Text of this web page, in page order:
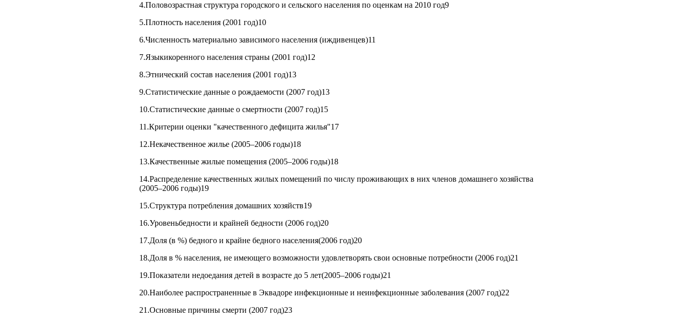
4.Половозрастная структура городского и сельского населения по оценкам на 2010 год9
5.Плотность населения (2001 год)10
6.Численность материально зависимого населения (иждивенцев)11
7.Языкикоренного населения страны (2001 год)12
8.Этнический состав населения (2001 год)13
9.Статистические данные о рождаемости (2007 год)13
10.Статистические данные о смертности (2007 год)15
11.Критерии оценки "качественного дефицита жилья"17
12.Некачественное жилье (2005–2006 годы)18
13.Качественные жилые помещения (2005–2006 годы)18
14.Распределение качественных жилых помещений по числу проживающих в них членов домашнего хозяйства
(2005–2006 годы)19
15.Структура потребления домашних хозяйств19
16.Уровеньбедности и крайней бедности (2006 год)20
17.Доля (в %) бедного и крайне бедного населения(2006 год)20
18.Доля в % населения, не имеющего возможности удовлетворять свои основные потребности (2006 год)21
19.Показатели недоедания детей в возрасте до 5 лет(2005–2006 годы)21
20.Наиболее распространенные в Эквадоре инфекционные и неинфекционные заболевания (2007 год)22
21.Основные причины смерти (2007 год)23